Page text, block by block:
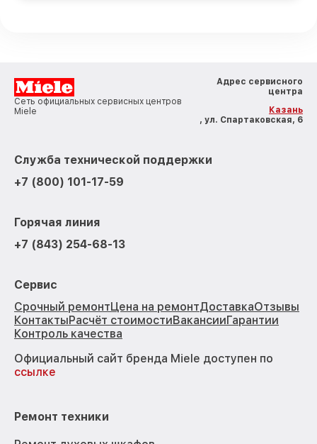
Сеть официальных сервисных центров
Miele
Адрес сервисного
центра
Казань
, ул. Спартаковская, 6
Служба технической поддержки
+7 (800) 101-17-59
Горячая линия
+7 (843) 254-68-13
Сервис
Срочный ремонтЦена на ремонтДоставкаОтзывы
КонтактыРасчёт стоимостиВакансииГарантии
Контроль качества
Официальный сайт бренда Miele доступен по
ссылке
Ремонт техники